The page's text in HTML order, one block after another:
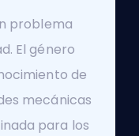
problema
El género
de
mecánicas
para los